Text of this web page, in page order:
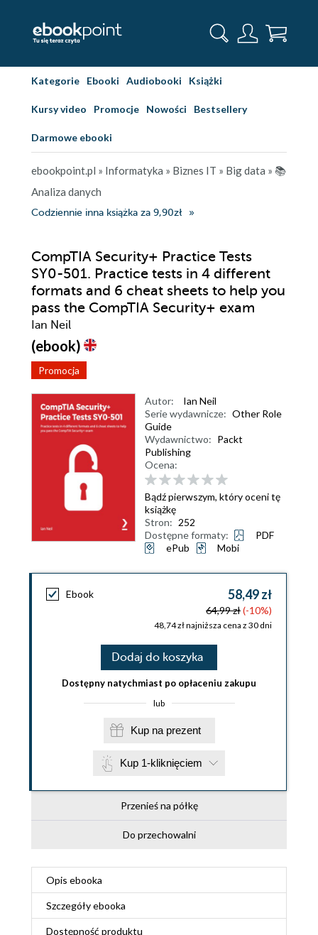
Kategorie Ebooki Audiobooki Książki
Kursy video Promocje Nowości Bestsellery
Darmowe ebooki
ebookpoint.pl » Informatyka » Biznes IT » Big data » 📚
Analiza danych
Codziennie inna książka za 9,90zł
CompTIA Security+ Practice Tests
SY0-501. Practice tests in 4 different
formats and 6 cheat sheets to help you
pass the CompTIA Security+ exam
Ian Neil
(ebook)
Promocja
Autor:
Ian Neil
Serie wydawnicze: Other Role
Guide
Wydawnictwo: Packt
Publishing
Ocena:
Bądź pierwszym, który oceni tę
książkę
Stron: 252
Dostępne formaty:
PDF
ePub
Mobi
Ebook 58,49 zł
64,99 zł(-10%)
48,74 zł najniższa cena z 30 dni
Dodaj do koszyka
Dostępny natychmiast po opłaceniu zakupu
lub
Kup na prezent
Kup 1-kliknięciem
Przenieś na półkę
Do przechowalni
Opis ebooka
Szczegółyebooka
Dostępność produktu